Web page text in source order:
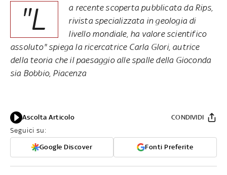
"L
a recente scoperta pubblicata da Rips,
rivista specializzata in geologia di
livello mondiale, ha valore scientifico
assoluto" spiega la ricercatrice Carla Glori, autrice
della teoria che il paesaggio alle spalle della Gioconda
sia Bobbio, Piacenza
Ascolta Articolo
Seguici su:
Google Discover Fonti Preferite
CONDIVIDI